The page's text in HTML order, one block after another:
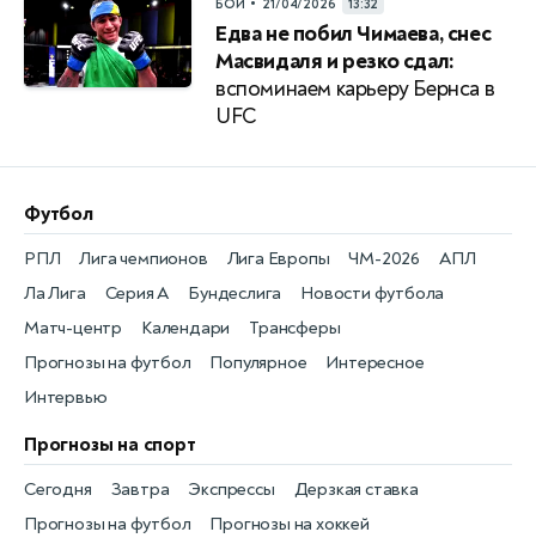
БОИ 21/04/2026 13:32
Едва не побил Чимаева, снес
Масвидаля и резко сдал:
вспоминаем карьеру Бернса в
UFC
Футбол
Новости футбола
РПЛ
Матч-центр
Лига чемпионов
Календари
Лига Европы
Трансферы
ЧМ-2026
Прогнозы на футбол
АПЛ
Популярное
Ла Лига
Интересное
Серия А
Интервью
Бундеслига
Прогнозы на спорт
Прогнозы на футбол
Сегодня
Прогнозы на хоккей
Завтра Экспрессы Дерзкая ставка